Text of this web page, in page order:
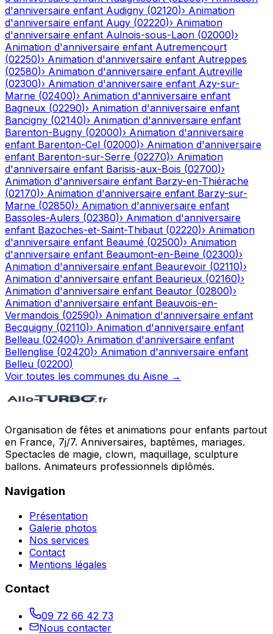
d'anniversaire enfant Audigny (02120)› Animation
d'anniversaire enfant Augy (02220)› Animation
d'anniversaire enfant Aulnois-sous-Laon (02000)›
Animation d'anniversaire enfant Autremencourt
(02250)› Animation d'anniversaire enfant Autreppes
(02580)› Animation d'anniversaire enfant Autreville
(02300)› Animation d'anniversaire enfant Azy-sur-
Marne (02400)› Animation d'anniversaire enfant
Bagneux (02290)› Animation d'anniversaire enfant
Bancigny (02140)› Animation d'anniversaire enfant
Barenton-Bugny (02000)› Animation d'anniversaire
enfant Barenton-Cel (02000)› Animation d'anniversaire
enfant Barenton-sur-Serre (02270)› Animation
d'anniversaire enfant Barisis-aux-Bois (02700)›
Animation d'anniversaire enfant Barzy-en-Thiérache
(02170)› Animation d'anniversaire enfant Barzy-sur-
Marne (02850)› Animation d'anniversaire enfant
Bassoles-Aulers (02380)› Animation d'anniversaire
enfant Bazoches-et-Saint-Thibaut (02220)› Animation
d'anniversaire enfant Beaumé (02500)› Animation
d'anniversaire enfant Beaumont-en-Beine (02300)›
Animation d'anniversaire enfant Beaurevoir (02110)›
Animation d'anniversaire enfant Beaurieux (02160)›
Animation d'anniversaire enfant Beautor (02800)›
Animation d'anniversaire enfant Beauvois-en-
Vermandois (02590)› Animation d'anniversaire enfant
Becquigny (02110)› Animation d'anniversaire enfant
Belleau (02400)› Animation d'anniversaire enfant
Bellenglise (02420)› Animation d'anniversaire enfant
Belleu (02200)
Voir toutes les communes du Aisne →
Organisation de fêtes et animations pour enfants partout
en France, 7j/7. Anniversaires, baptêmes, mariages.
Spectacles de magie, clown, maquillage, sculpture
ballons. Animateurs professionnels diplômés.
Navigation
Présentation
Galerie photos
Nos services
Contact
Mentions légales
Contact
09 72 66 42 73
Nous contacter